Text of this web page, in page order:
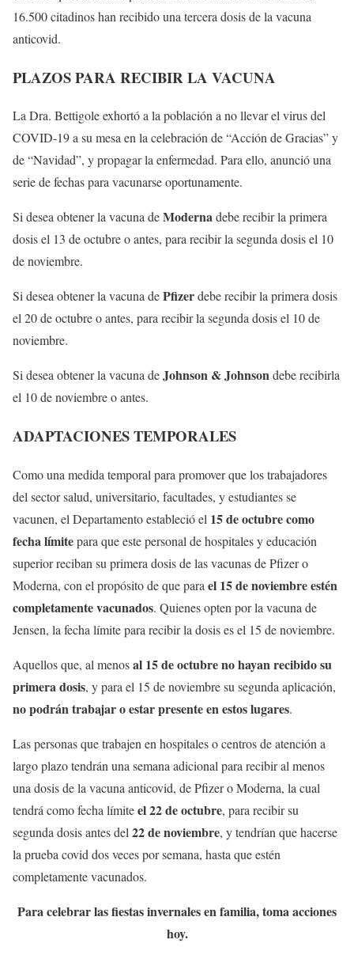
16.500 citadinos han recibido una tercera dosis de la vacuna
anticovid.
PLAZOS PARA RECIBIR LA VACUNA
La Dra. Bettigole exhortó a la población a no llevar el virus del
COVID-19 a su mesa en la celebración de “Acción de Gracias” y
de “Navidad”, y propagar la enfermedad. Para ello, anunció una
serie de fechas para vacunarse oportunamente.
Si desea obtener la vacuna deModernadebe recibir la primera
dosis el 13 de octubre o antes, para recibir la segunda dosis el 10
de noviembre.
Si desea obtener la vacuna dePfizerdebe recibir la primera dosis
el 20 de octubre o antes, para recibir la segunda dosis el 10 de
noviembre.
Si desea obtener la vacuna deJohnson & Johnsondebe recibirla
el 10 de noviembre o antes.
ADAPTACIONES TEMPORALES
Como una medida temporal para promover que los trabajadores
del sector salud, universitario, facultades, y estudiantes se
vacunen, el Departamento estableció el 15 de octubre como
fecha límitepara que este personal de hospitales y educación
superior reciban su primera dosis de las vacunas de Pfizer o
Moderna, con el propósito de que para el 15 de noviembre estén
completamente vacunados. Quienes opten por la vacuna de
Jensen, la fecha límite para recibir la dosis es el 15 de noviembre.
Aquellos que, al menosal 15 de octubre no hayan recibido su
primera dosis, y para el 15 de noviembre su segunda aplicación,
no podrán trabajar o estar presente en estos lugares.
Las personas que trabajen en hospitales o centros de atención a
largo plazo tendrán una semana adicional para recibir al menos
una dosis de la vacuna anticovid, de Pfizer o Moderna, la cual
tendrá como fecha límiteel 22 de octubre, para recibir su
segunda dosis antes del 22 de noviembre, y tendrían que hacerse
la prueba covid dos veces por semana, hasta que estén
completamente vacunados.
Para celebrar las fiestas invernales en familia, toma acciones
hoy.